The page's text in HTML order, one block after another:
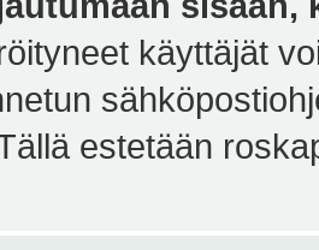
käyttäjät
estetään